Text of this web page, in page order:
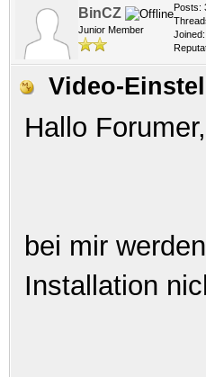
BinCZ
Junior Member
Posts:
Video-
Hallo Forumer,
bei mir
Installation